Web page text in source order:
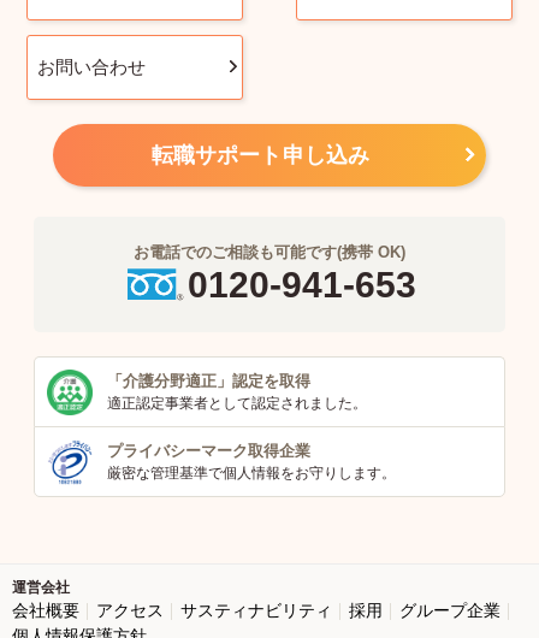
お問い合わせ
転職サポート申し込み
お電話でのご相談も可能です(携帯 OK)
0120-941-653
「介護分野適正」 認定を取得
適正認定事業者として認定されました。
プライバシーマーク取得企業
厳密な管理基準で個人情報をお守りします。
運営会社
会社概要 アクセス サスティナビリティ 採用
グループ企業